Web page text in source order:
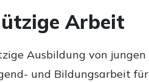
Arbeit
Ausbildung von
und Bildungsarbeit